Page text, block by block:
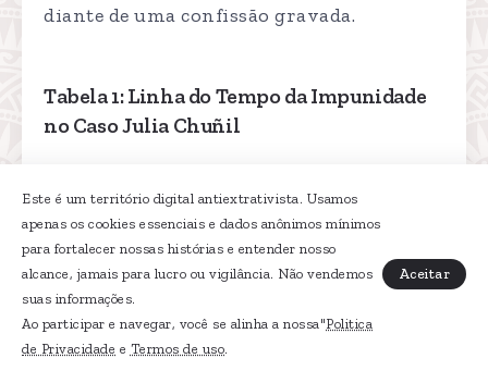
diante de uma confissão gravada.
Tabela 1: Linha do Tempo da Impunidade
no Caso Julia Chuñil
sistemático de ameaças, inação e desvio da
investigação, evidenciando uma
correlação direta: quanto mais a evidência
aponta para o empresário, mais a
promotoria ataca a família.
Este é um território digital antiextrativista. Usamos
apenas os cookies essenciais e dados anônimos mínimos
para fortalecer nossas histórias e entender nosso
alcance, jamais para lucro ou vigilância. Não vendemos
suas informações.
Ao participar e navegar, você se alinha a nossa"Politica
de Privacidade e Termos de uso.
Aceitar